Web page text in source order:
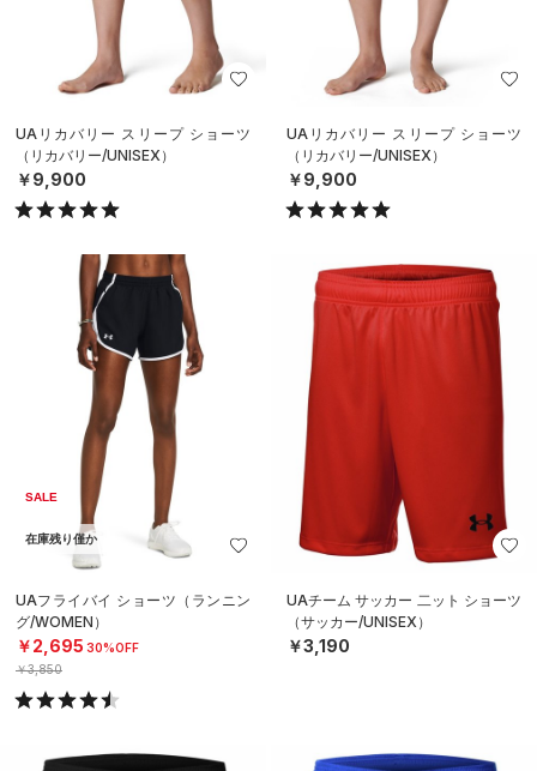
UAリカバリー スリープ ショーツ
（リカバリー/UNISEX）
￥9,900
UAリカバリー スリープ ショーツ
（リカバリー/UNISEX）
￥9,900
SALE
在庫残り僅か
UAフライバイ ショーツ（ランニン
グ/WOMEN）
￥2,695 30%OFF
￥3,850
UAチーム サッカー 二ット ショーツ
（サッカー/UNISEX）
￥3,190